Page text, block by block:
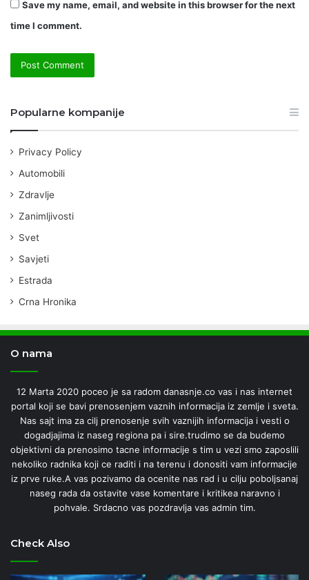
Save my name, email, and website in this browser for the next
time I comment.
Popularne kompanije
Privacy Policy
Automobili
Zdravlje
Zanimljivosti
Svet
Savjeti
Estrada
Crna Hronika
O nama
12 Marta 2020 poceo je sa radom danasnje.co vas i nas internet
portal koji se bavi prenosenjem vaznih informacija iz zemlje i sveta.
Nas sajt ima za cilj prenosenje svih vaznijih informacija i vesti o
dogadjajima iz naseg regiona pa i sire.trudimo se da budemo
objektivni da prenosimo tacne informacije s tim u vezi smo zaposlili
nekoliko radnika koji ce raditi i na terenu i donositi vam informacije
iz prve ruke.A vas pozivamo da ocenite nas rad i u cilju poboljsanaj
naseg rada da ostavite vase komentare i kritikea naravno i
pohvale. Srdacno vas pozdravlja vas admin tim.
Check Also